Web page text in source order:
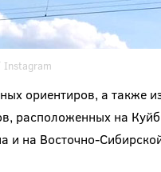
Instagram
ориентиров, а также
расположенных на
и на Восточно-